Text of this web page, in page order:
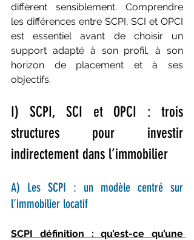
diffèrent sensiblement. Comprendre
les différences entre SCPI, SCI et OPCI
est essentiel avant de choisir un
support adapté à son profil, à son
horizon de placement et à ses
objectifs.
I) SCPI, SCI et OPCI : trois
structures pour investir
indirectement dans l’immobilier
A) Les SCPI : un modèle centré sur
l’immobilier locatif
SCPI définition : qu’est-ce qu’une